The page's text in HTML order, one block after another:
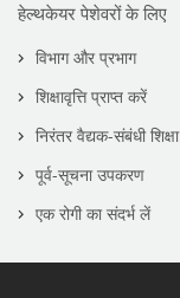
हेल्थकेयर पेशेवरों के लिए
विभाग और प्रभाग
शिक्षावृत्ति प्राप्त करें
निरंतर वैद्यक-संबंधी शिक्षा
पूर्व-सूचना उपकरण
एक रोगी का संदर्भ लें